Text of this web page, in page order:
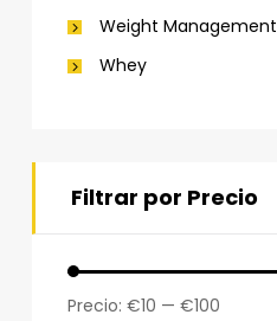
Weight Management
Whey
Filtrar por Precio
Precio: €10 — €100